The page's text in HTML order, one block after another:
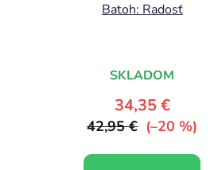
Batoh: Radosť
SKLADOM
34,35 €
42,95 € (–20 %)